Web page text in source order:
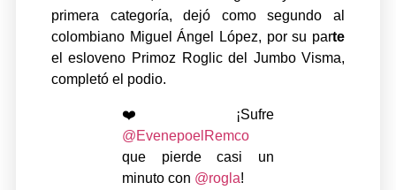
primera categoría, dejó como segundo al
colombiano Miguel Ángel López, por su parte
el esloveno Primoz Roglic del Jumbo Visma,
completó el podio.
❤️¡Sufre
@EvenepoelRemco
que pierde casi un
minuto con @rogla!